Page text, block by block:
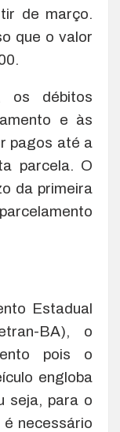
de março.
que o valor
os débitos
e às
pagos até a
parcela. O
da primeira
Estadual
BA), o
pois o
engloba
seja, para o
necessário